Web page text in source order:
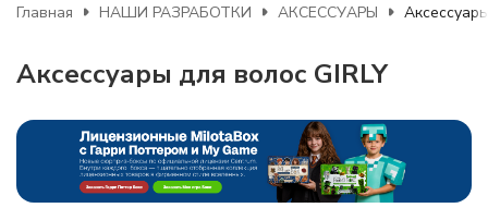
Главная НАШИ РАЗРАБОТКИ АКСЕССУАРЫ
Аксессуары для волос GIRLY